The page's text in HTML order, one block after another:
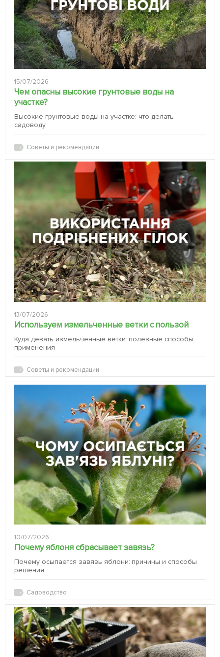
15/07/2026
Чем опасны высокие грунтовые воды на
участке?
Высокие грунтовые воды на участке: что делать
садоводу
Советы и рекомендации
13/07/2026
Используем измельченные ветки с пользой
Куда девать измельченные ветки: полезные способы
применения
Советы и рекомендации
10/07/2026
Почему яблоня сбрасывает завязь?
Почему осыпается завязь яблони: причины и способы
решения
Садоводство